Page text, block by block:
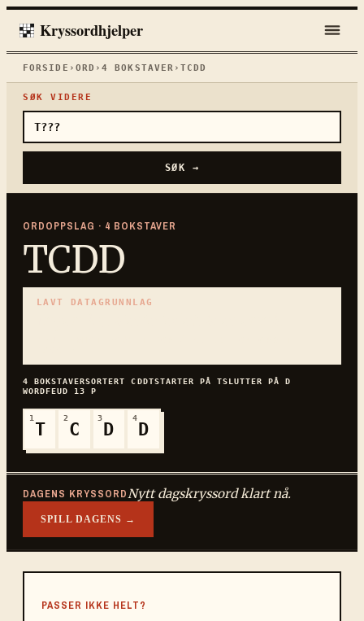
Kryssordhjelper
FORSIDE › ORD ›4 BOKSTAVER ›TCDD
SØK VIDERE
SØK →
ORDOPPSLAG · 4 BOKSTAVER
TCDD
LAVT DATAGRUNNLAG
4 BOKSTAVERSORTERTCDDTSTARTER PÅ TSLUTTER PÅD
WORDFEUD 13 P
1
T
2
C
3
D
4
D
DAGENS KRYSSORDNytt dagskryssord klart nå.
SPILL DAGENS →
PASSER IKKE HELT?